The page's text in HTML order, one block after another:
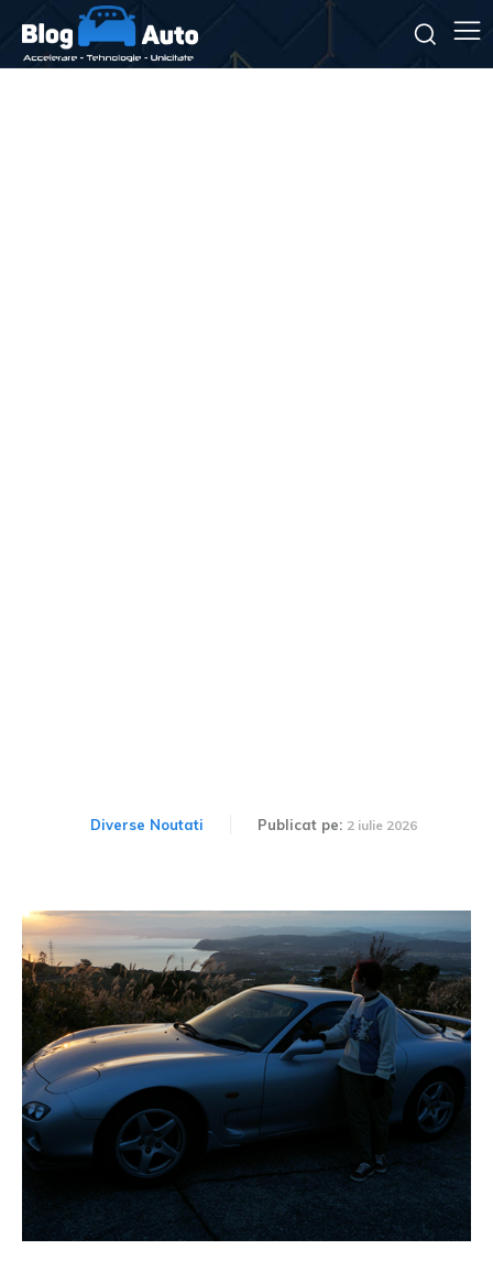
Diverse Noutati Publicat pe: 2 iulie 2026